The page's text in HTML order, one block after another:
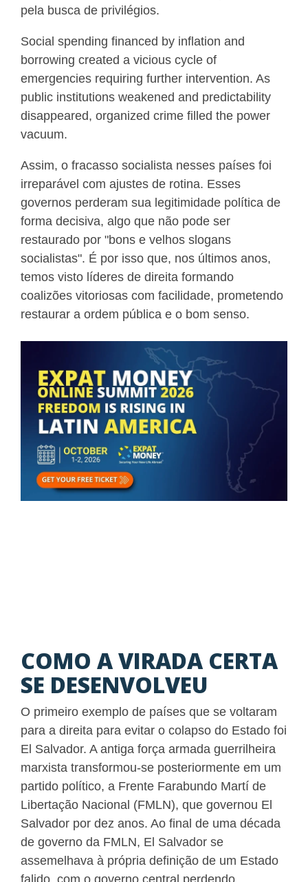
pela busca de privilégios.
Social spending financed by inflation and
borrowing created a vicious cycle of
emergencies requiring further intervention. As
public institutions weakened and predictability
disappeared, organized crime filled the power
vacuum.
Assim, o fracasso socialista nesses países foi
irreparável com ajustes de rotina. Esses
governos perderam sua legitimidade política de
forma decisiva, algo que não pode ser
restaurado por "bons e velhos slogans
socialistas". É por isso que, nos últimos anos,
temos visto líderes de direita formando
coalizões vitoriosas com facilidade, prometendo
restaurar a ordem pública e o bom senso.
COMO A VIRADA CERTA
SE DESENVOLVEU
O primeiro exemplo de países que se voltaram
para a direita para evitar o colapso do Estado foi
El Salvador. A antiga força armada guerrilheira
marxista transformou-se posteriormente em um
partido político, a Frente Farabundo Martí de
Libertação Nacional (FMLN), que governou El
Salvador por dez anos. Ao final de uma década
de governo da FMLN, El Salvador se
assemelhava à própria definição de um Estado